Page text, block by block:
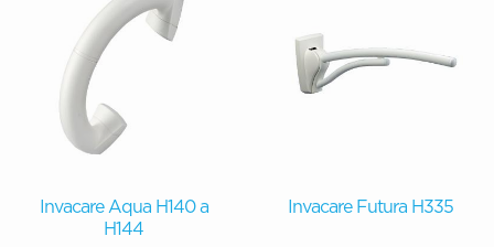
Invacare Aqua H140 a
H144
Invacare Futura H335